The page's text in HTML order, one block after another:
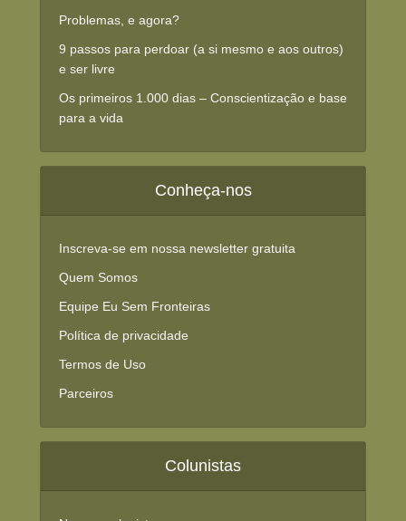
Problemas, e agora?
9 passos para perdoar (a si mesmo e aos outros)
e ser livre
Os primeiros 1.000 dias – Conscientização e base
para a vida
Conheça-nos
Inscreva-se em nossa newsletter gratuita
Quem Somos
Equipe Eu Sem Fronteiras
Política de privacidade
Termos de Uso
Parceiros
Colunistas